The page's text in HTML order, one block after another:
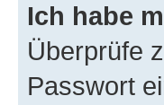
Ich habe
Überprüfe
Passwort